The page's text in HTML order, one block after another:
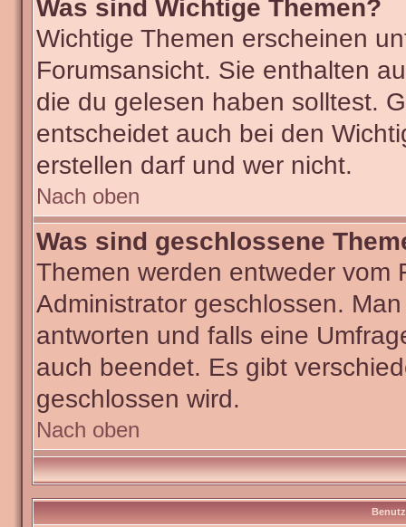
Was sind Wichtige Themen?
Wichtige Themen erscheinen
Forumsansicht. Sie enthalten
die du gelesen haben solltest.
entscheidet auch bei den
erstellen darf und wer nicht.
Nach oben
Was sind geschlossene
Themen werden entweder vom
Administrator geschlossen.
antworten und falls eine
auch beendet. Es gibt
geschlossen wird.
Nach oben